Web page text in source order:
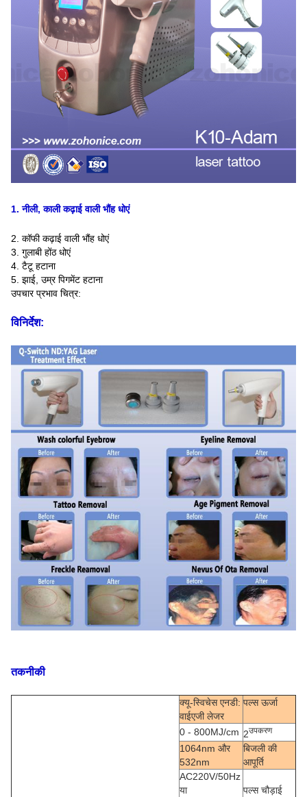
1. नीली, काली कढ़ाई वाली भौंह धोएं
2. कॉफी कढ़ाई वाली भौंह धोएं
3. गुलाबी होंठ धोएं
4. टैटू हटाना
5. झाई, उम्र पिगमेंट हटाना
उपचार प्रभाव चित्र:
विनिर्देश:
तकनीकी
क्यू-स्विचेस एनडी:
वाईएजी लेजर
पल्स ऊर्जा
0 - 800MJ/cm 2उपकरण
1064nm और
532nm
बिजली की
आपूर्ति
AC220V/50Hz
या
पल्स चौड़ाई